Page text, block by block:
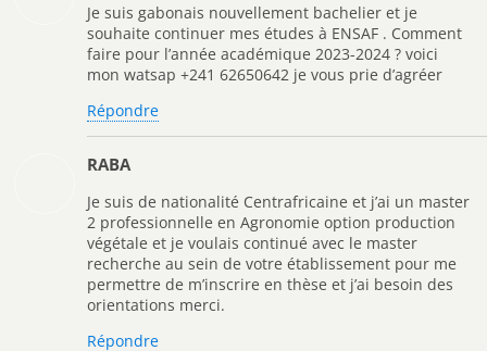
Je suis gabonais nouvellement bachelier et je
souhaite continuer mes études à ENSAF . Comment
faire pour l’année académique 2023-2024 ? voici
mon watsap +241 62650642 je vous prie d’agréer
Répondre
RABA
Je suis de nationalité Centrafricaine et j’ai un master
2 professionnelle en Agronomie option production
végétale et je voulais continué avec le master
recherche au sein de votre établissement pour me
permettre de m’inscrire en thèse et j’ai besoin des
orientations merci.
Répondre